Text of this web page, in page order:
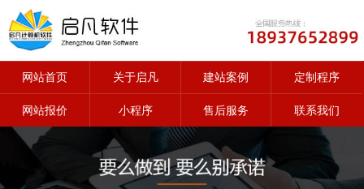
网站首页 关于启凡 建站案例 定制程序
网站报价 小程序 售后服务 联系我们